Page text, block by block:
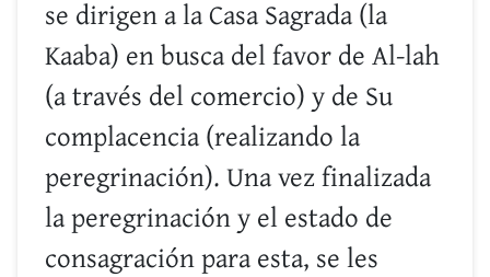
se dirigen a la Casa Sagrada (la
Kaaba) en busca del favor de Al-lah
(a través del comercio) y de Su
complacencia (realizando la
peregrinación). Una vez finalizada
la peregrinación y el estado de
consagración para esta, se les